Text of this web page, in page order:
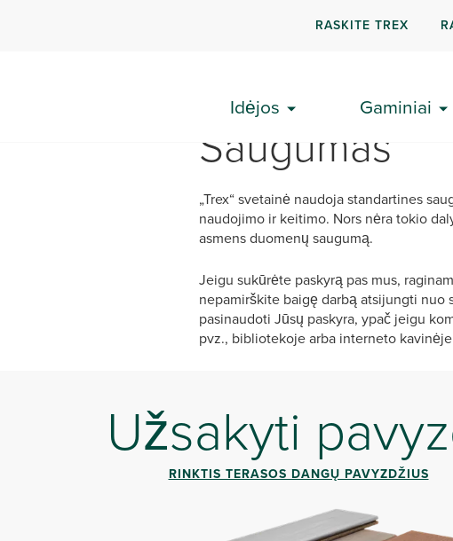
RASKITE TREX
Idėjos Gaminiai
Saugumas
„Trex“ svetainė naudoja standartines
naudojimo ir keitimo. Nors nėra tokio
asmens duomenų saugumą.
Jeigu sukūrėte paskyrą pas mus,
nepamirškite baigę darbą atsijungti nuo
pasinaudoti Jūsų paskyra, ypač jeigu
pvz., bibliotekoje arba interneto
Užsakyti
RINKTIS TERASOS DANGŲ PAVYZDŽIUS